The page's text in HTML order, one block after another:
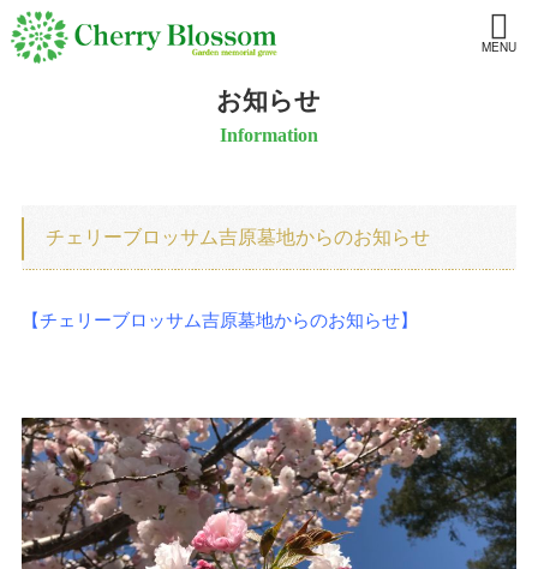
MENU
お知らせ
Information
チェリーブロッサム吉原墓地からのお知らせ
【チェリーブロッサム吉原墓地からのお知らせ】